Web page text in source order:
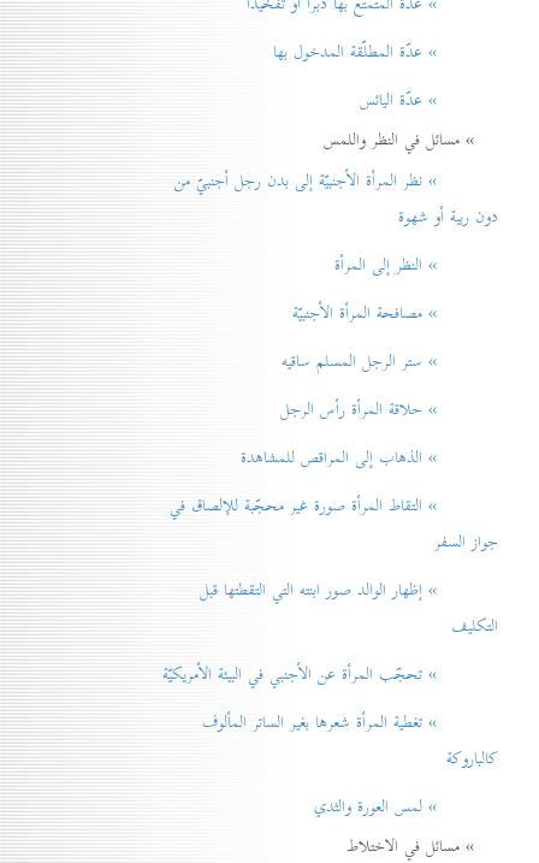
» عدّة المطلّقة المدخول بها
» عدّة اليائس
» مسائل في النظر واللمس
» نظر المرأة الأجنبيّة إلی بدن رجل أجنبيّ من
دون ريبة أو شهوة
» النظر إلی المرأة
» مصافحة المرأة الأجنبيّة
» ستر الرجل المسلم ساقيه
» حلاقة المرأة رأس الرجل
» الذهاب إلی المراقص للمشاهدة
» التقاط المرأة صورة غير محجّبة للإلصاق في
جواز السفر
» إظهار الوالد صور ابنته التي التقطتها قبل
التكليف
» تحجّب المرأة عن الأجنبي في البيئة الأمريكيّة
» تغطية المرأة شعرها بغير الساتر المألوف
كالباروكة
» لمس العورة والثدي
» مسائل في الاختلاط